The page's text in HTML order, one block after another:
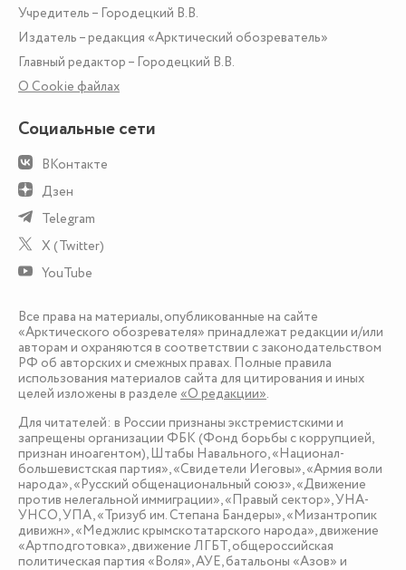
Учредитель – Городецкий В.В.
Издатель – редакция «Арктический обозреватель»
Главный редактор – Городецкий В.В.
О Сookie файлах
Социальные сети
ВКонтакте
Дзен
Telegram
X (Twitter)
YouTube
Все права на материалы, опубликованные на сайте
«Арктического обозревателя» принадлежат редакции и/или
авторам и охраняются в соответствии с законодательством
РФ об авторских и смежных правах. Полные правила
использования материалов сайта для цитирования и иных
целей изложены в разделе «О редакции».
Для читателей: в России признаны экстремистскими и
запрещены организации ФБК (Фонд борьбы с коррупцией,
признан иноагентом), Штабы Навального, «Национал-
большевистская партия», «Свидетели Иеговы», «Армия воли
народа», «Русский общенациональный союз», «Движение
против нелегальной иммиграции», «Правый сектор», УНА-
УНСО, УПА, «Тризуб им. Степана Бандеры», «Мизантропик
дивижн», «Меджлис крымскотатарского народа», движение
«Артподготовка», движение ЛГБТ, общероссийская
политическая партия «Воля», АУЕ, батальоны «Азов» и